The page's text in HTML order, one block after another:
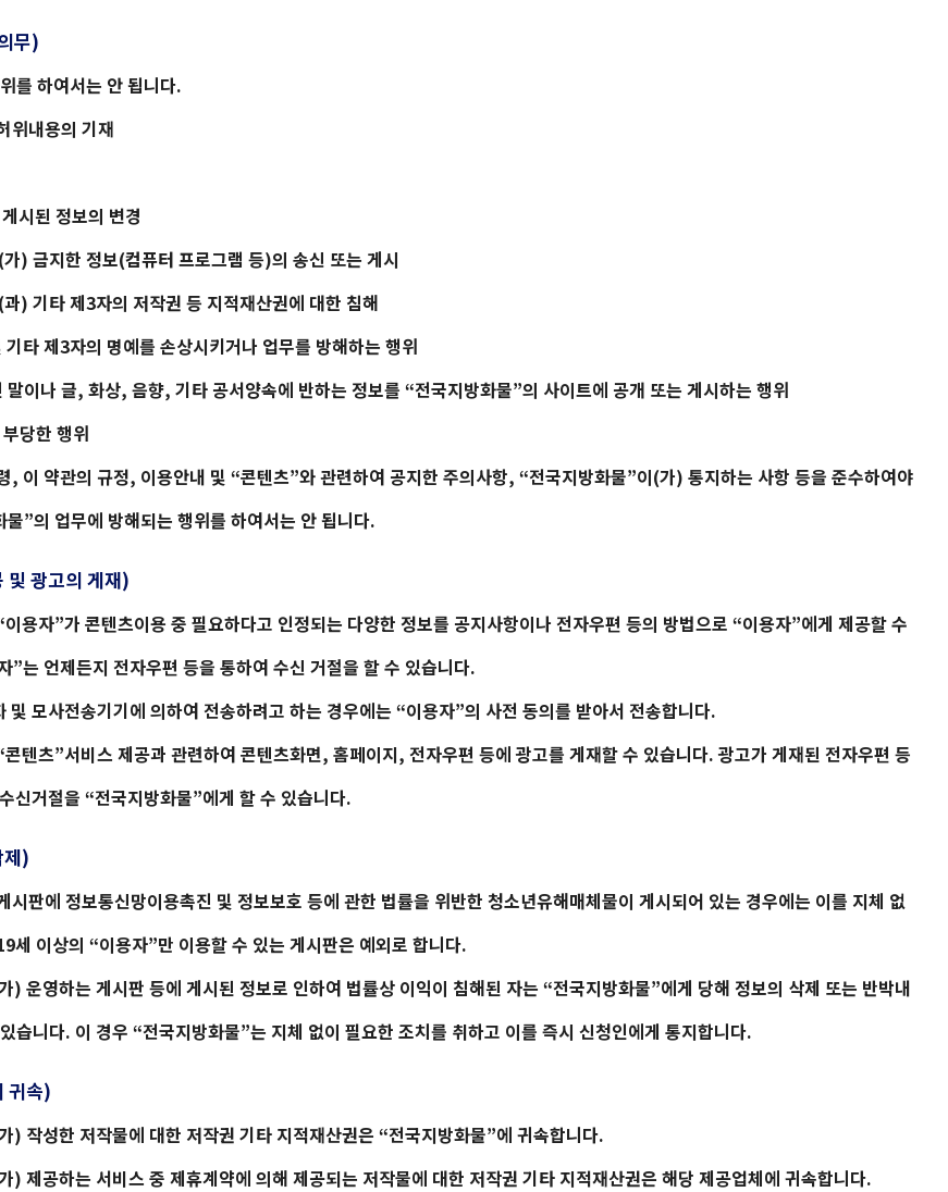
무)
를 하여서는 안 됩니다.
위내용의 기재
시된 정보의 변경
) 금지한 정보(컴퓨터 프로그램 등)의 송신 또는 게시
) 기타 제3자의 저작권 등 지적재산권에 대한 침해
기타 제3자의 명예를 손상시키거나 업무를 방해하는 행위
말이나 글, 화상, 음향, 기타 공서양속에 반하는 정보를 “전국지방화물”의 사이트에 공개 또는 게시하는 행위
당한 행위
이 약관의 규정, 이용안내 및 “콘텐츠”와 관련하여 공지한 주의사항, “전국지방화물”이(가) 통지하는 사항 등을 준수하여야
물”의 업무에 방해되는 행위를 하여서는 안 됩니다.
및 광고의 게재)
이용자”가 콘텐츠이용 중 필요하다고 인정되는 다양한 정보를 공지사항이나 전자우편 등의 방법으로 “이용자”에게 제공할 수
”는 언제든지 전자우편 등을 통하여 수신 거절을 할 수 있습니다.
모사전송기기에 의하여 전송하려고 하는 경우에는 “이용자”의 사전 동의를 받아서 전송합니다.
콘텐츠”서비스 제공과 관련하여 콘텐츠화면, 홈페이지, 전자우편 등에 광고를 게재할 수 있습니다. 광고가 게재된 전자우편 등
신거절을 “전국지방화물”에게 할 수 있습니다.
)
시판에 정보통신망이용촉진 및 정보보호 등에 관한 법률을 위반한 청소년유해매체물이 게시되어 있는 경우에는 이를 지체 없
세 이상의 “이용자”만 이용할 수 있는 게시판은 예외로 합니다.
) 운영하는 게시판 등에 게시된 정보로 인하여 법률상 이익이 침해된 자는 “전국지방화물”에게 당해 정보의 삭제 또는 반박내
습니다. 이 경우 “전국지방화물”는 지체 없이 필요한 조치를 취하고 이를 즉시 신청인에게 통지합니다.
귀속)
) 작성한 저작물에 대한 저작권 기타 지적재산권은 “전국지방화물”에 귀속합니다.
) 제공하는 서비스 중 제휴계약에 의해 제공되는 저작물에 대한 저작권 기타 지적재산권은 해당 제공업체에 귀속합니다.